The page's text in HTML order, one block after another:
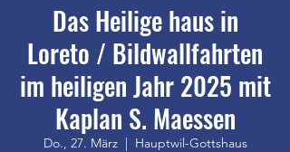
Das Heilige haus in
Loreto / Bildwallfahrten
im heiligen Jahr 2025 mit
Kaplan S. Maessen
Do., 27. März
  |
Hauptwil-Gottshaus